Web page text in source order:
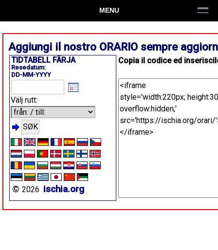
MENU
Aggiungi il nostro ORARIO sempre
Copia il codice ed